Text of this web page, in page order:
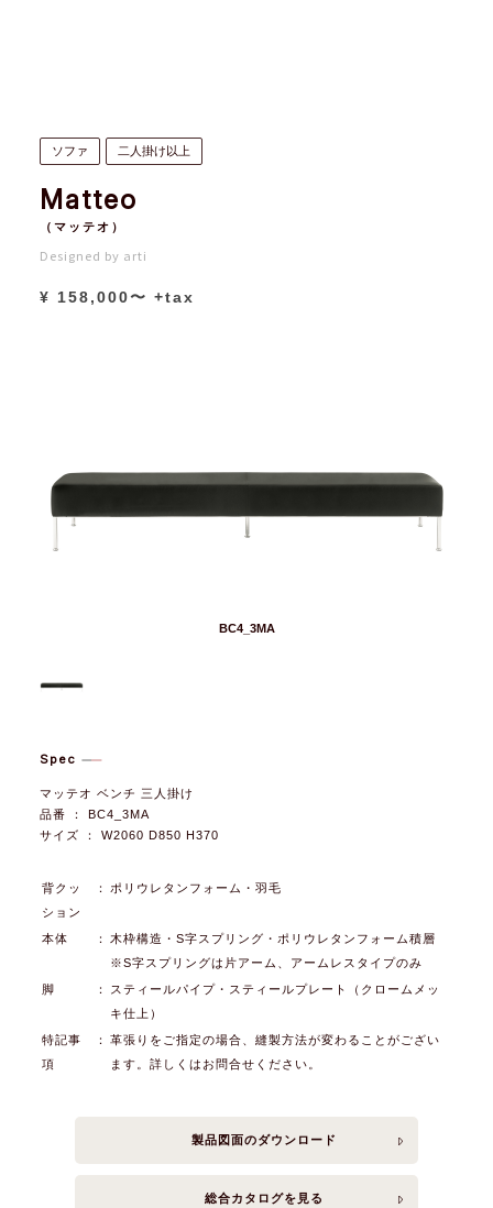
ソファ 二人掛け以上
Matteo
（マッテオ）
Designed by arti
¥ 158,000〜 +tax
BC4_3MA
Spec
マッテオ ベンチ 三人掛け
品番 ： BC4_3MA
サイズ ： W2060 D850 H370
背クッ
ション
： ポリウレタンフォーム・羽毛
本体 ： 木枠構造・S字スプリング・ポリウレタンフォーム積層
※S字スプリングは片アーム、アームレスタイプのみ
脚
：
スティールパイプ・スティールプレート（クロームメッ
キ仕上）
特記事
項
： 革張りをご指定の場合、縫製方法が変わることがござい
ます。詳しくはお問合せください。
製品図面のダウンロード
総合カタログを 見る